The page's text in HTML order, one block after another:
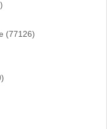
(77126)